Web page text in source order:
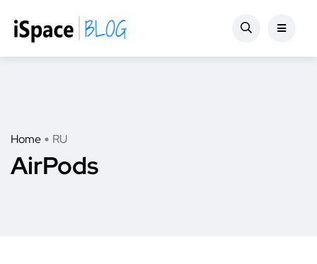
Home RU
AirPods